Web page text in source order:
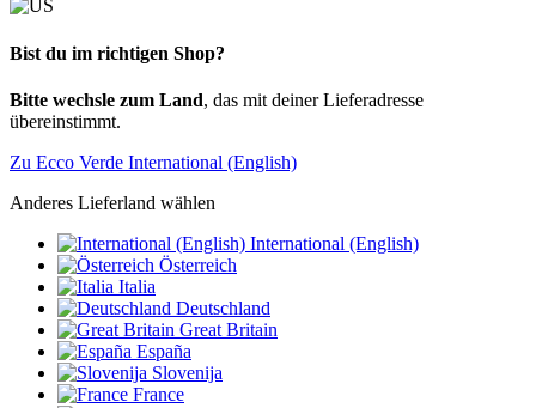
Bist du im richtigen Shop?
Bitte wechsle zum Land, das mit deiner Lieferadresse
übereinstimmt.
Zu Ecco Verde International (English)
Anderes Lieferland wählen
International (English)
Österreich
Italia
Deutschland
Great Britain
España
Slovenija
France